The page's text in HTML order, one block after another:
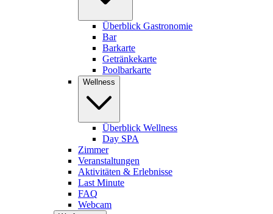
Überblick Gastronomie
Bar
Barkarte
Getränkekarte
Poolbarkarte
Wellness
Überblick Wellness
Day SPA
Zimmer
Veranstaltungen
Aktivitäten & Erlebnisse
Last Minute
FAQ
Webcam